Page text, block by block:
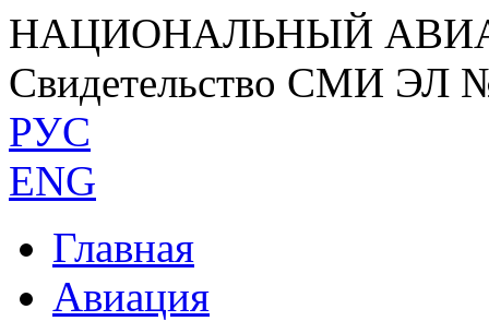
НАЦИОНАЛЬНЫЙ
Свидетельство СМИ ЭЛ
РУС
ENG
Главная
Авиация